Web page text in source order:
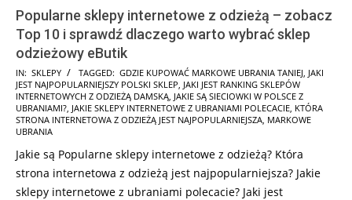
Popularne sklepy internetowe z odzieżą – zobacz
Top 10 i sprawdź dlaczego warto wybrać sklep
odzieżowy eButik
2026-
02-
01
IN: SKLEPY TAGGED: GDZIE KUPOWAĆ MARKOWE UBRANIA TANIEJ JAKI
JEST NAJPOPULARNIEJSZY POLSKI SKLEP JAKI JEST RANKING SKLEPÓW
INTERNETOWYCH Z ODZIEŻĄ DAMSKĄ JAKIE SĄ SIECIOWKI W POLSCE Z
UBRANIAMI? JAKIE SKLEPY INTERNETOWE Z UBRANIAMI POLECACIE KTÓRA
STRONA INTERNETOWA Z ODZIEŻĄ JEST NAJPOPULARNIEJSZA MARKOWE
UBRANIA
Jakie są Popularne sklepy internetowe z odzieżą? Która
strona internetowa z odzieżą jest najpopularniejsza? Jakie
sklepy internetowe z ubraniami polecacie? Jaki jest